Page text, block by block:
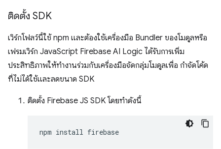
ติดตั้ง SDK
เวิร์กโฟลว์นี้ใช้ npm และต้องใช้เครื่องมือ Bundler ของโมดูลหรือ
เฟรมเวิร์ก JavaScript Firebase AI Logic ได้รับการเพิ่ม
ประสิทธิภาพให้ทำงานร่วมกับเครื่องมือจัดกลุ่มโมดูลเพื่อ กำจัดโค้ด
ที่ไม่ได้ใช้และลดขนาด SDK
ติดตั้ง Firebase JS SDK โดยทำดังนี้
npm install